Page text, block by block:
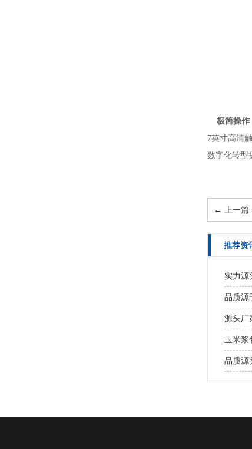
极简操作
7英寸高清
数字化转型
← 上一篇
推荐资
实力源
品质源
源头厂
玉米浆
品质源